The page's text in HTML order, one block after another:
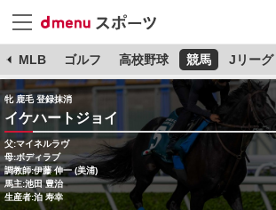
MLB ゴルフ 高校野球 競馬 Jリーグ
牝 鹿毛 登録抹消
イケハートジョイ
父:マイネルラヴ
母:ボディラブ
調教師:伊藤 伸一 (美浦)
馬主:池田 豊治
生産者:泊 寿幸